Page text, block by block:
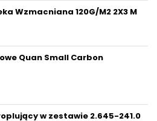
Wzmacniana 120G/M2 2X3 M
Quan Small Carbon
w zestawie 2.645-241.0